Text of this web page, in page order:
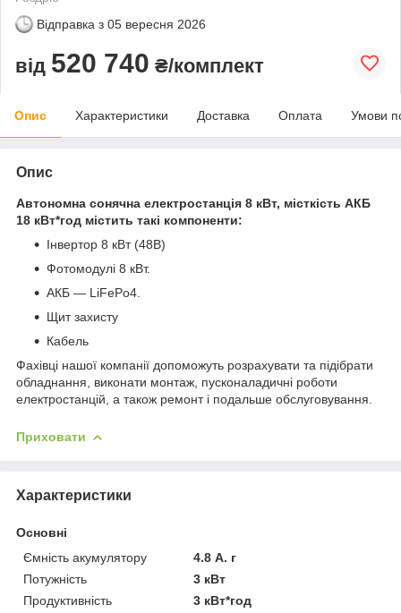
Відправка з 05 вересня 2026
від 520 740 ₴/комплект
Опис Характеристики Доставка Оплата Умови
Опис
Автономна сонячна електростанція 8 кВт, місткість АКБ
18 кВт*год містить такі компоненти:
Інвертор 8 кВт (48В)
Фотомодулі 8 кВт.
АКБ — LiFePo4.
Щит захисту
Кабель
Фахівці нашої компанії допоможуть розрахувати та підібрати
обладнання, виконати монтаж, пусконаладичні роботи
електростанцій, а також ремонт і подальше обслуговування.
Приховати
Характеристики
Основні
Ємність акумулятору
4.8 А. г
Потужність
3 кВт
Продуктивність
3 кВт*год